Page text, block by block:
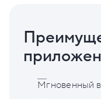
Мгновенный